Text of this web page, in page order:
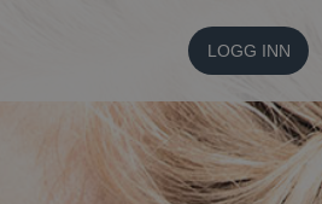
LOGG INN